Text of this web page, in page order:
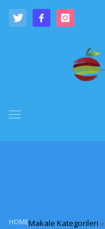
HOMEMakale Kategorileri »